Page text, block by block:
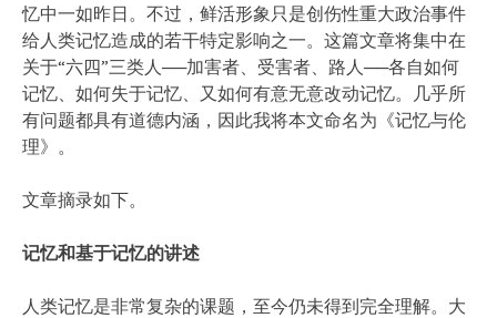
忆中一如昨日。不过，鲜活形象只是创伤性重大政治事件
给人类记忆造成的若干特定影响之一。这篇文章将集中在
关于“六四”三类人──加害者、受害者、路人──各自如何
记忆、如何失于记忆、又如何有意无意改动记忆。几乎所
有问题都具有道德内涵，因此我将本文命名为《记忆与伦
理》。
文章摘录如下。
记忆和基于记忆的讲述
人类记忆是非常复杂的课题，至今仍未得到完全理解。大